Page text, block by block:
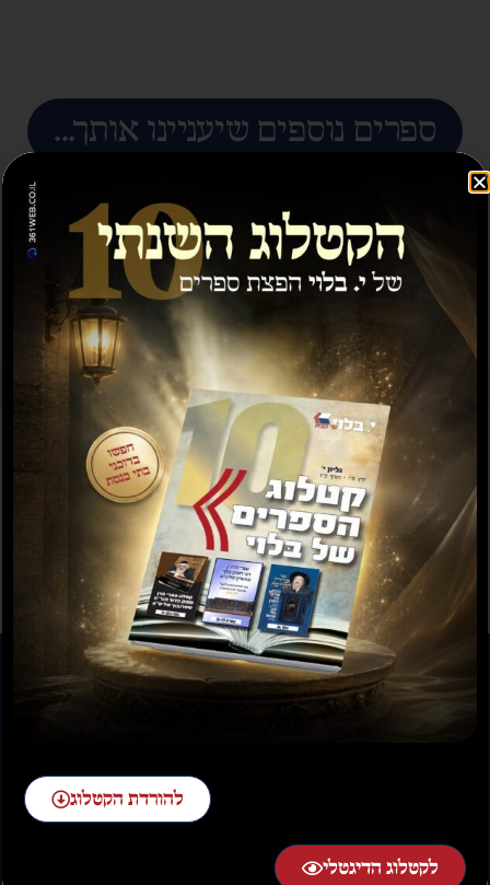
ספרים נוספים שיעניינו אותך...
תשועה ברוב יועץ
₪35.00 ₪ 15.00
תשובה מאת הרב ראובן
לויכטר שליטא
30.00
להזמנות חייגו:
02-58-58-58-1 שלוחה 2
להורדת הקטלוג
לקטלוג הדיגטלי